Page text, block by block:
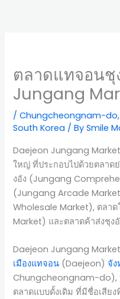
ตลาดแทจอนชุ
Jungang
/Chungcheongnam-do
South Korea / BySmile
Daejeon Jungang
ใหญ่ ที่ประกอบไปด้วยตลาด
งอัง (Jungang
(Jungang Arcade
Wholesale Market), ตลา
Market) และตลาดค้าส่งชุ
Daejeon Jungang
เมืองแทจอน (Daejeon) จั
Chungcheongnam-do),
ตลาดแบบดั้งเดิม ที่มีชื่อเสียง